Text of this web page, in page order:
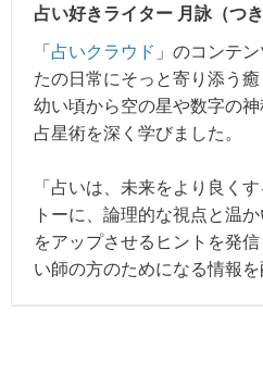
占い好きライター 月詠（つき
「 占いクラウド 」のコンテ
たの日常にそっと寄り添う癒
幼い頃から空の星や数字の
占星術を深く学びました。
「占いは、未来をより良く
トーに、論理的な視点と温
をアップさせるヒントを発
い師の方のためになる情報を